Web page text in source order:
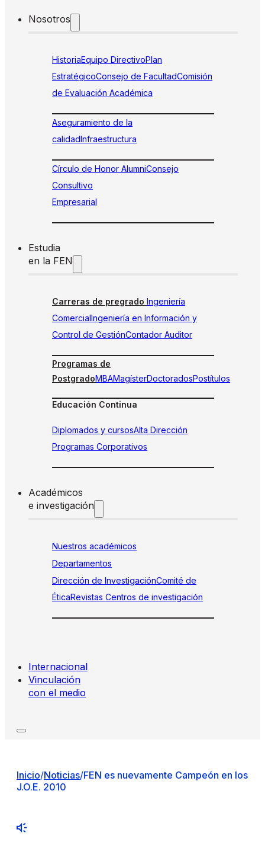
Nosotros
HistoriaEquipo DirectivoPlan
EstratégicoConsejo de FacultadComisión
de Evaluación Académica
Aseguramiento de la
calidadInfraestructura
Círculo de Honor AlumniConsejo
Consultivo
Empresarial
Estudia
en la FEN
Carreras de pregrado Ingeniería
ComercialIngeniería en Información y
Control de GestiónContador Auditor
Programas de
PostgradoMBAMagísterDoctoradosPostítulos
Educación Continua
Diplomados y cursosAlta Dirección
Programas Corporativos
Académicos
e investigación
Nuestros académicos
Departamentos
Dirección de InvestigaciónComité de
ÉticaRevistas Centros de investigación
Internacional
Vinculación
con el medio
Inicio/Noticias/FEN es nuevamente Campeón en los
J.O.E. 2010